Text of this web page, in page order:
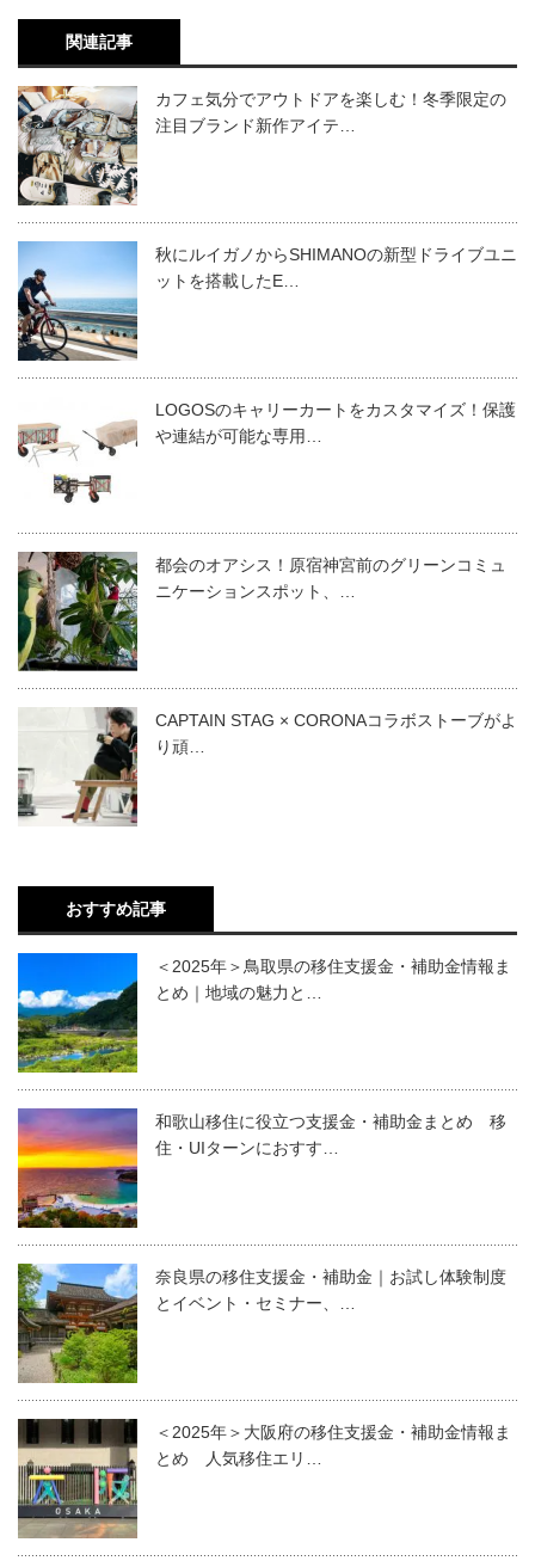
関連記事
カフェ気分でアウトドアを楽しむ！冬季限定の
注目ブランド新作アイテ…
秋にルイガノからSHIMANOの新型ドライブユニ
ットを搭載したE…
LOGOSのキャリーカートをカスタマイズ！保護
や連結が可能な専用…
都会のオアシス！原宿神宮前のグリーンコミュ
ニケーションスポット、…
CAPTAIN STAG × CORONAコラボストーブがよ
り頑…
おすすめ記事
＜2025年＞鳥取県の移住支援金・補助金情報ま
とめ｜地域の魅力と…
和歌山移住に役立つ支援金・補助金まとめ 移
住・UIターンにおすす…
奈良県の移住支援金・補助金｜お試し体験制度
とイベント・セミナー、…
＜2025年＞大阪府の移住支援金・補助金情報ま
とめ 人気移住エリ…